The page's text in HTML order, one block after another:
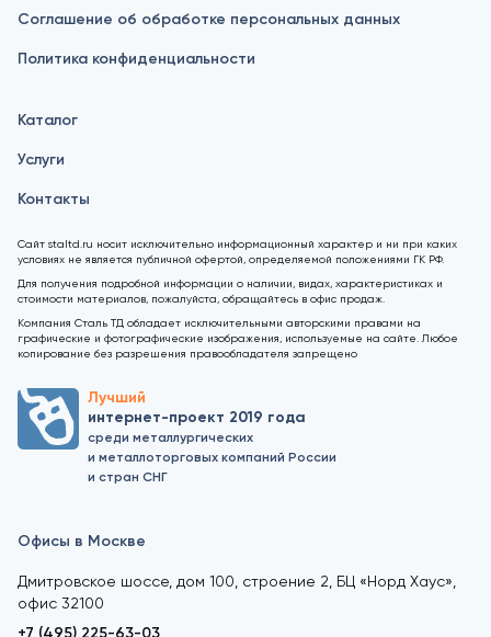
Соглашение об обработке персональных данных
Политика конфиденциальности
Каталог
Услуги
Контакты
Сайт staltd.ru носит исключительно информационный характер и ни при каких
условиях не является публичной офертой, определяемой положениями ГК РФ.
Для получения подробной информации о наличии, видах, характеристиках и
стоимости материалов, пожалуйста, обращайтесь в офис продаж.
Компания Сталь ТД обладает исключительными авторскими правами на
графические и фотографические изображения, используемые на сайте. Любое
копирование без разрешения правообладателя запрещено
Лучший
интернет-проект 2019 года
среди металлургических
и металлоторговых компаний России
и стран СНГ
Офисы в Москве
Дмитровское шоссе, дом 100, строение 2, БЦ «Норд Хаус»,
офис 32100